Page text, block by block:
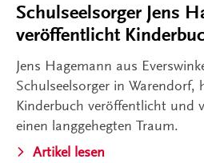
Schulseelsorger Jens
veröffentlicht
Jens Hagemann aus
Schulseelsorger in Warendorf,
Kinderbuch veröffentlicht und
einen langgehegten Traum.
Artikel lesen